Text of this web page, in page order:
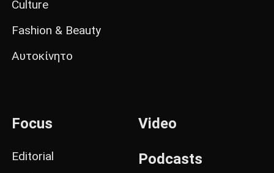
Culture
Fashion & Beauty
Αυτοκίνητο
Focus
Editorial
Video
Podcasts